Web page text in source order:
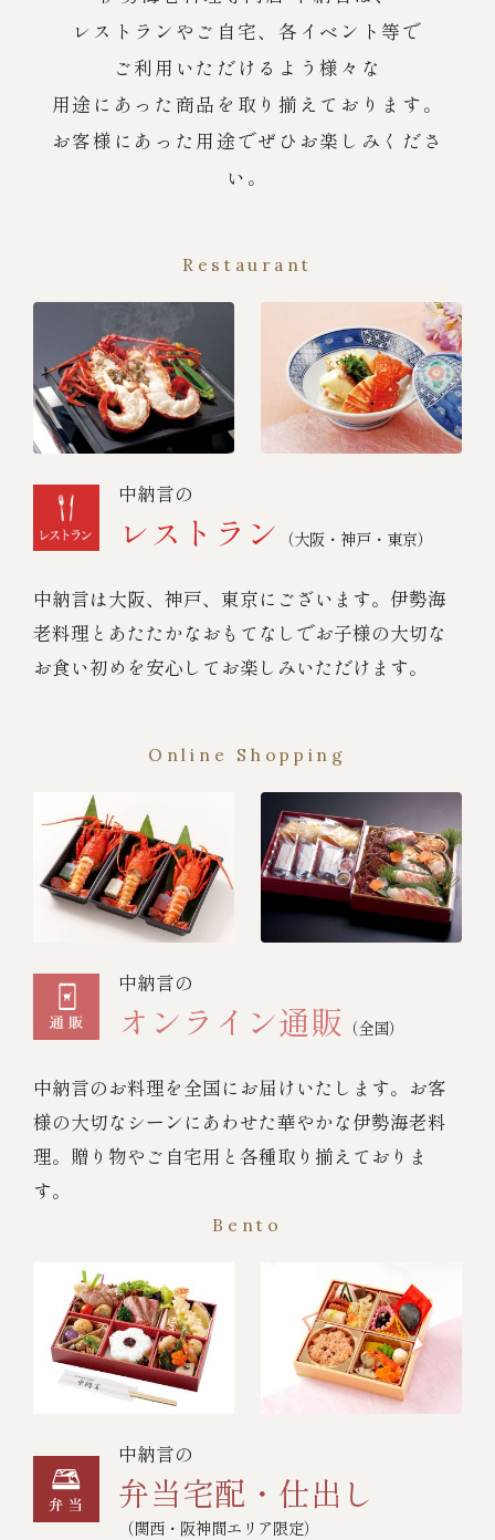
レストランやご自宅、各イベント等で
ご利用いただけるよう様々な
用途にあった商品を取り揃えております。
お客様にあった用途でぜひお楽しみくださ
い。
Restaurant
中納言の
レストラン （大阪・神戸・東京）
中納言は大阪、神戸、東京にございます。伊勢海
老料理とあたたかなおもてなしでお子様の大切な
お食い初めを安心してお楽しみいただけます。
Online Shopping
中納言の
オンライン通販 （全国）
中納言のお料理を全国にお届けいたします。お客
様の大切なシーンにあわせた華やかな伊勢海老料
理。贈り物やご自宅用と各種取り揃えておりま
す。
Bento
中納言の
弁当宅配・仕出し
（関西・阪神間エリア限定）